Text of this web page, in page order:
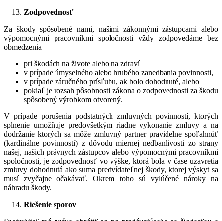
Zodpovednosť
Za škody spôsobené nami, našimi zákonnými zástupcami alebo
výpomocnými pracovníkmi spoločnosti vždy zodpovedáme bez
obmedzenia
pri škodách na živote alebo na zdraví
v prípade úmyselného alebo hrubého zanedbania povinnosti,
v prípade záručného prísľubu, ak bolo dohodnuté, alebo
pokiaľ je rozsah pôsobnosti zákona o zodpovednosti za škodu
spôsobený výrobkom otvorený.
V prípade porušenia podstatných zmluvných povinností, ktorých
splnenie umožňuje predovšetkým riadne vykonanie zmluvy a na
dodržanie ktorých sa môže zmluvný partner pravidelne spoľahnúť
(kardinálne povinnosti) z dôvodu miernej nedbanlivosti zo strany
našej, našich právnych zástupcov alebo výpomocnými pracovníkmi
spoločnosti, je zodpovednosť vo výške, ktorá bola v čase uzavretia
zmluvy dohodnutá ako suma predvídateľnej škody, ktorej výskyt sa
musí zvyčajne očakávať. Okrem toho sú vylúčené nároky na
náhradu škody.
Riešenie sporov